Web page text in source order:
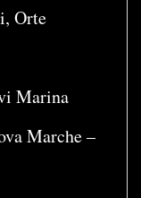
Orte
Marina
Marche –